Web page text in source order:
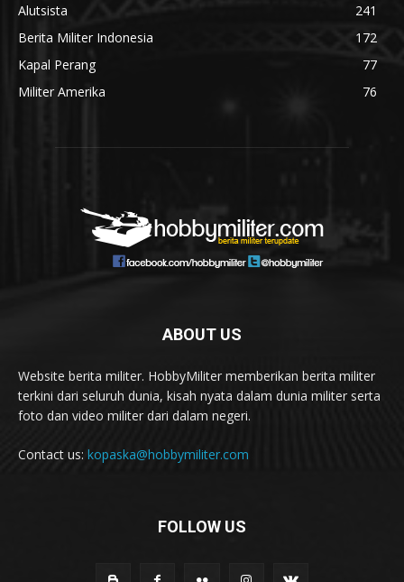
Alutsista
241
Berita Militer Indonesia
172
Kapal Perang
77
Militer Amerika
76
ABOUT US
Website berita militer. HobbyMiliter memberikan berita militer
terkini dari seluruh dunia, kisah nyata dalam dunia militer serta
foto dan video militer dari dalam negeri.
Contact us: kopaska@hobbymiliter.com
FOLLOW US